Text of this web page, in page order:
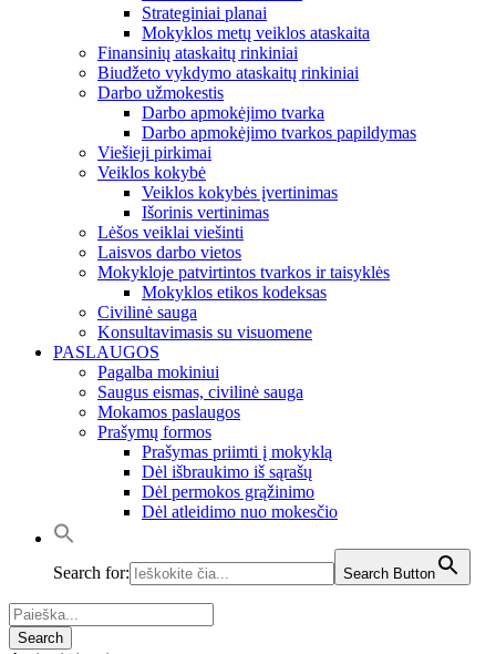
Strateginiai planai
Mokyklos metų veiklos ataskaita
Finansinių ataskaitų rinkiniai
Biudžeto vykdymo ataskaitų rinkiniai
Darbo užmokestis
Darbo apmokėjimo tvarka
Darbo apmokėjimo tvarkos papildymas
Viešieji pirkimai
Veiklos kokybė
Veiklos kokybės įvertinimas
Išorinis vertinimas
Lėšos veiklai viešinti
Laisvos darbo vietos
Mokykloje patvirtintos tvarkos ir taisyklės
Mokyklos etikos kodeksas
Civilinė sauga
Konsultavimasis su visuomene
PASLAUGOS
Pagalba mokiniui
Saugus eismas, civilinė sauga
Mokamos paslaugos
Prašymų formos
Prašymas priimti į mokyklą
Dėl išbraukimo iš sąrašų
Dėl permokos grąžinimo
Dėl atleidimo nuo mokesčio
Search for: Search Button